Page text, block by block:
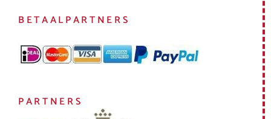
BETAALPARTNERS
PARTNERS